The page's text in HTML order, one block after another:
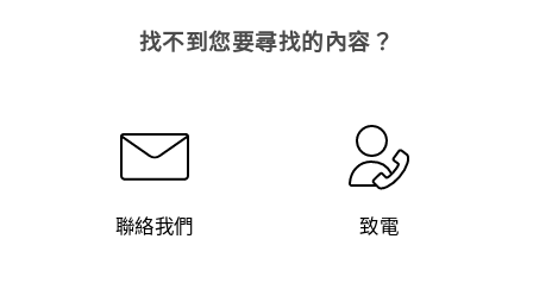
找不到您要尋找的內容？
聯絡我們 致電